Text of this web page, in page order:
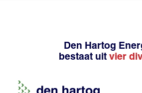
Den Hartog
bestaat uit vier